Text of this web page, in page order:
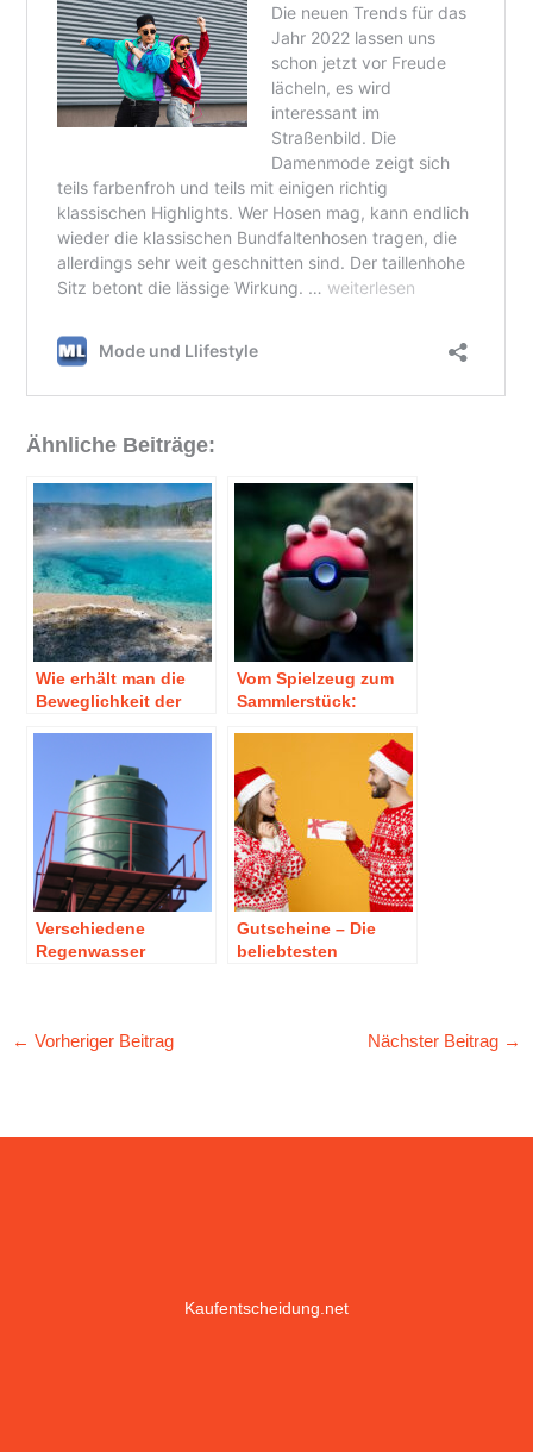
Ähnliche Beiträge:
Wie erhält man die
Beweglichkeit der
Vom Spielzeug zum
Sammlerstück:
Verschiedene
Regenwasser
Gutscheine – Die
beliebtesten
← Vorheriger Beitrag Nächster Beitrag →
Kaufentscheidung.net